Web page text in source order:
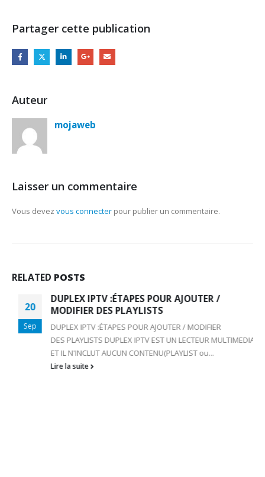
Partager cette publication
Auteur
mojaweb
Laisser un commentaire
Vous devez vous connecter pour publier un commentaire.
RELATED POSTS
20
Sep
DUPLEX IPTV :ÉTAPES POUR AJOUTER /
MODIFIER DES PLAYLISTS
DUPLEX IPTV :ÉTAPES POUR AJOUTER / MODIFIER
DES PLAYLISTS DUPLEX IPTV EST UN LECTEUR MULTIMEDIA
ET IL N'INCLUT AUCUN CONTENU(PLAYLIST ou...
Lire la suite